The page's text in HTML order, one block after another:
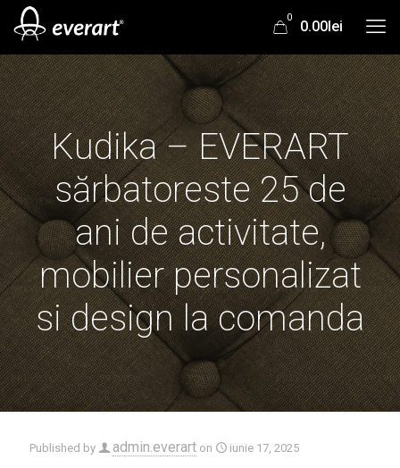
0
0.00lei
Kudika – EVERART
sărbatoreste 25 de
ani de activitate,
mobilier personalizat
si design la comanda
Published by admin.everart on iunie 17, 2025